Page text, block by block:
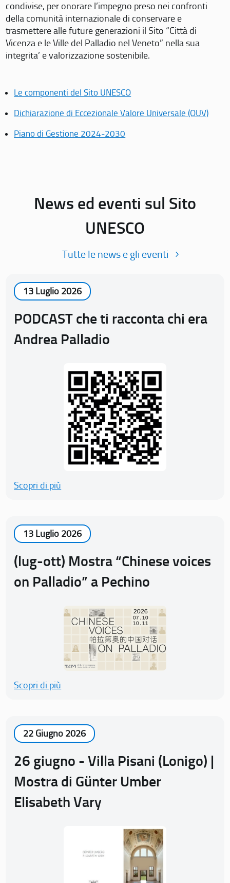
condivise, per onorare l’impegno preso nei confronti
della comunità internazionale di conservare e
trasmettere alle future generazioni il Sito “Città di
Vicenza e le Ville del Palladio nel Veneto” nella sua
integrita’ e valorizzazione sostenibile.
Le componenti del Sito UNESCO
Dichiarazione di Eccezionale Valore Universale (OUV)
Piano di Gestione 2024-2030
News ed eventi sul Sito
UNESCO
Tutte le news e gli eventi
13 Luglio 2026
PODCAST che ti racconta chi era
Andrea Palladio
Scopri di più
13 Luglio 2026
(lug-ott) Mostra “Chinese voices
on Palladio” a Pechino
Scopri di più
22 Giugno 2026
26 giugno - Villa Pisani (Lonigo) |
Mostra di Günter Umber
Elisabeth Vary